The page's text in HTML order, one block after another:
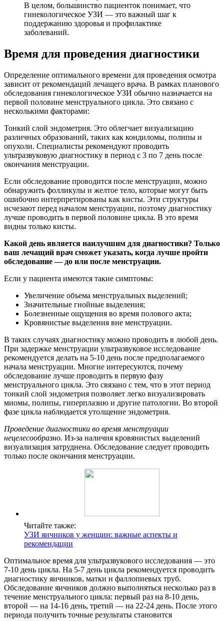
В целом, большинство пациенток понимает, что
гинекологическое УЗИ — это важный шаг к
поддержанию здоровья и профилактике
заболеваний.
Время для проведения диагностики
Определение оптимального времени для проведения осмотра
зависит от рекомендаций лечащего врача. В рамках планового
обследования гинекологическое УЗИ обычно назначается на
первой половине менструального цикла. Это связано с
несколькими факторами:
Тонкий слой эндометрия. Это облегчает визуализацию
различных образований, таких как кондиломы, полипы и
опухоли. Специалисты рекомендуют проводить
ультразвуковую диагностику в период с 3 по 7 день после
окончания менструации.
Если обследование проводится после менструации, можно
обнаружить фолликулы и желтое тело, которые могут быть
ошибочно интерпретированы как кисты. Эти структуры
исчезают перед началом менструации, поэтому диагностику
лучше проводить в первой половине цикла. В это время
видны только кисты.
Какой день является наилучшим для диагностики? Только
ваш лечащий врач сможет указать, когда лучше пройти
обследование — до или после менструации.
Если у пациента имеются такие симптомы:
Увеличение объема менструальных выделений;
Значительные гнойные выделения;
Болезненные ощущения во время полового акта;
Кровянистые выделения вне менструации.
В таких случаях диагностику можно проводить в любой день.
При задержке менструации ультразвуковое исследование
рекомендуется делать на 5-10 день после предполагаемого
начала менструации. Многие интересуются, почему
обследование лучше проводить в первую фазу
менструального цикла. Это связано с тем, что в этот период
тонкий слой эндометрия позволяет легко визуализировать
миомы, полипы, гиперплазию и другие патологии. Во второй
фазе цикла наблюдается утолщение эндометрия.
Проведение диагностики во время менструации
нецелесообразно. Из-за наличия кровянистых выделений
визуализация затруднена. Обследование следует проводить
только после окончания менструации.
Читайте также:
УЗИ яичников у женщин: важные аспекты и
рекомендации
Оптимальное время для ультразвукового исследования — это
7-10 день цикла. На 5-7 день цикла рекомендуется проводить
диагностику яичников, матки и фаллопиевых труб.
Обследование яичников должно выполняться несколько раз в
течение менструального цикла: первый раз на 8-10 день,
второй — на 14-16 день, третий — на 22-24 день. После этого
периода получить точные результаты становится